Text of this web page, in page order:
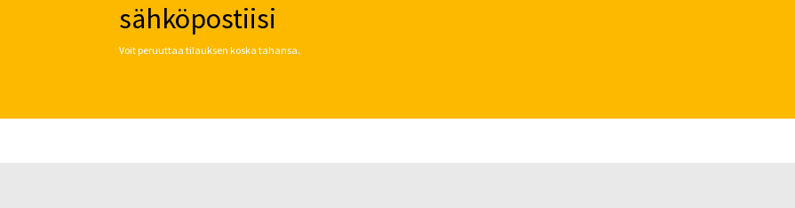
sähköpostiisi
Voit peruuttaa tilauksen koska tahansa.